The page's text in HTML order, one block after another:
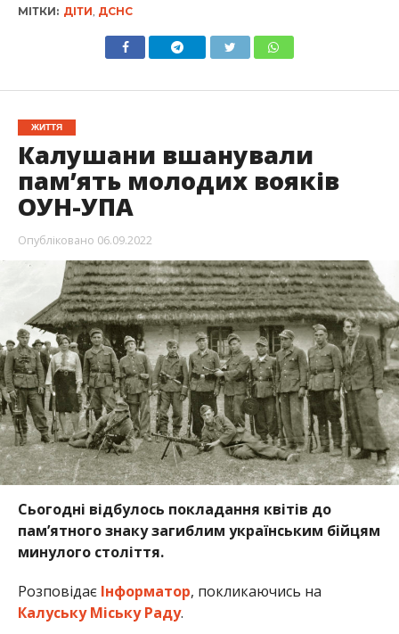
МІТКИ: ДІТИ ДСНС
ЖИТТЯ
Калушани вшанували
пам’ять молодих вояків
ОУН-УПА
Опубліковано 06.09.2022
Сьогодні відбулось покладання квітів до
пам’ятного знаку загиблим українським бійцям
минулого століття.
Розповідає Інформатор, покликаючись на
Калуську Міську Раду.